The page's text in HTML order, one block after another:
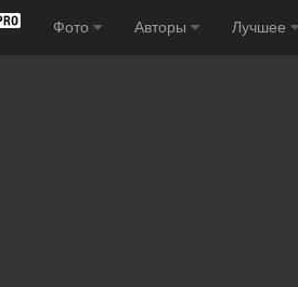
Фото Авторы Лучшее